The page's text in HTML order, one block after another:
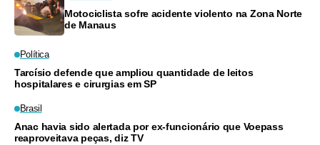
Motociclista sofre acidente violento na Zona Norte
de Manaus
Política
Tarcísio defende que ampliou quantidade de leitos
hospitalares e cirurgias em SP
Brasil
Anac havia sido alertada por ex-funcionário que Voepass
reaproveitava peças, diz TV